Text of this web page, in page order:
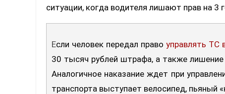
ситуации, когда водителя лишают прав на 3
Если человек передал право управлять ТС
30 тысяч рублей штрафа, а также лишение
Аналогичное наказание ждет при
транспорта выступает велосипед, пьяный